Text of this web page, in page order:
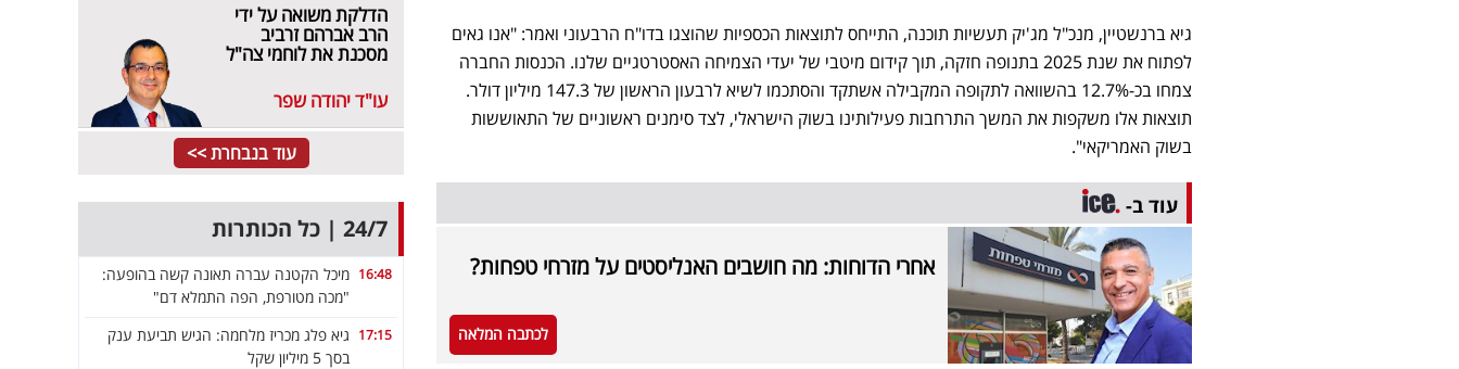
גיא ברנשטיין, מנכ"ל מג'יק תעשיות תוכנה, התייחס לתוצאות הכספיות שהוצגו בדו"ח הרבעוני ואמר: "אנו גאים
לפתוח את שנת 2025 בתנופה חזקה, תוך קידום מיטבי של יעדי הצמיחה האסטרטגיים שלנו. הכנסות החברה
צמחו בכ-12.7% בהשוואה לתקופה המקבילה אשתקד והסתכמו לשיא לרבעון הראשון של 147.3 מיליון דולר.
תוצאות אלו משקפות את המשך התרחבות פעילותינו בשוק הישראלי, לצד סימנים ראשוניים של התאוששות
בשוק האמריקאי".
עוד ב-
אחרי הדוחות: מה חושבים האנליסטים על מזרחי טפחות?
לכתבה המלאה
הדלקת משואה על ידי
הרב אברהם זרביב
מסכנת את לוחמי צה"ל
עו"ד יהודה שפר
עוד בנבחרת >>
24/7 | כל הכותרות
16:48 מיכל הקטנה עברה תאונה קשה בהופעה:
"מכה מטורפת, הפה התמלא דם"
17:15 גיא פלג מכריז מלחמה: הגיש תביעת ענק
בסך 5 מיליון שקל